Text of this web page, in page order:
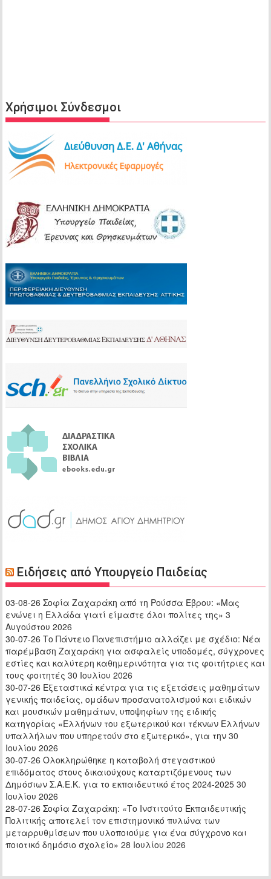
Χρήσιμοι Σύνδεσμοι
Ειδήσεις από Υπουργείο Παιδείας
03-08-26 Σοφία Ζαχαράκη από τη Ρούσσα Έβρου: «Μας
ενώνει η Ελλάδα γιατί είμαστε όλοι πολίτες της» 3
Αυγούστου 2026
30-07-26 Το Πάντειο Πανεπιστήμιο αλλάζει με σχέδιο: Νέα
παρέμβαση Ζαχαράκη για ασφαλείς υποδομές, σύγχρονες
εστίες και καλύτερη καθημερινότητα για τις φοιτήτριες και
τους φοιτητές 30 Ιουλίου 2026
30-07-26 Εξεταστικά κέντρα για τις εξετάσεις μαθημάτων
γενικής παιδείας, ομάδων προσανατολισμού και ειδικών
και μουσικών μαθημάτων, υποψηφίων της ειδικής
κατηγορίας «Ελλήνων του εξωτερικού και τέκνων Ελλήνων
υπαλλήλων που υπηρετούν στο εξωτερικό», για την 30
Ιουλίου 2026
30-07-26 Ολοκληρώθηκε η καταβολή στεγαστικού
επιδόματος στους δικαιούχους καταρτιζόμενους των
Δημόσιων Σ.Α.Ε.Κ. για το εκπαιδευτικό έτος 2024-2025 30
Ιουλίου 2026
28-07-26 Σοφία Ζαχαράκη: «Το Ινστιτούτο Εκπαιδευτικής
Πολιτικής αποτελεί τον επιστημονικό πυλώνα των
μεταρρυθμίσεων που υλοποιούμε για ένα σύγχρονο και
ποιοτικό δημόσιο σχολείο» 28 Ιουλίου 2026